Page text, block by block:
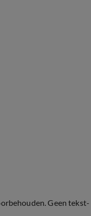
Geen tekst-